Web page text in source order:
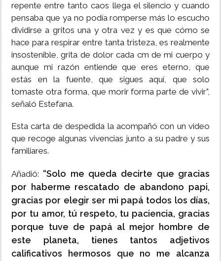
repente entre tanto caos llega el silencio y cuando
pensaba que ya no podía romperse más lo escucho
dividirse a gritos una y otra vez y es que cómo se
hace para respirar entre tanta tristeza, es realmente
insostenible, grita de dolor cada cm de mi cuerpo y
aunque mi razón entiende que eres eterno, que
estás en la fuente, que sigues aquí, que solo
tomaste otra forma, que morir forma parte de vivir”,
señaló Estefana.
Esta carta de despedida la acompañó con un video
que recoge algunas vivencias junto a su padre y sus
familiares.
Añadió: “Solo me queda decirte que gracias
por haberme rescatado de abandono papi,
gracias por elegir ser mi papá todos los días,
por tu amor, tú respeto, tu paciencia, gracias
porque tuve de papá al mejor hombre de
este planeta, tienes tantos adjetivos
calificativos hermosos que no me alcanza